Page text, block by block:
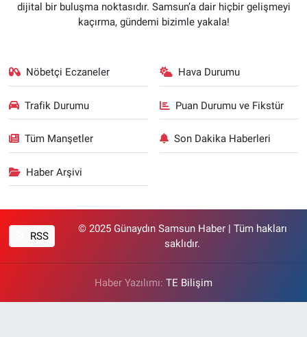
dijital bir buluşma noktasıdır. Samsun’a dair hiçbir gelişmeyi
kaçırma, gündemi bizimle yakala!
Nöbetçi Eczaneler Hava Durumu
Trafik Durumu Puan Durumu ve Fikstür
Tüm Manşetler Son Dakika Haberleri
Haber Arşivi
RSS
© 2025 Günaydın Samsun Haber | Tüm hakları
saklıdır.
Haber Yazılımı: TE Bilişim